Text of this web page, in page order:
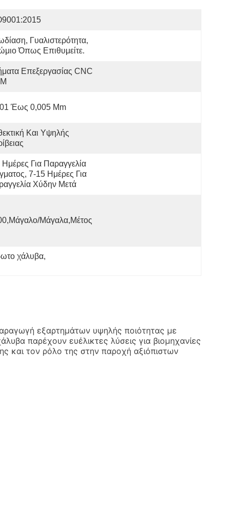
Γυαλιστερότητα,
Όπως Επιθυμείτε.
Επεξεργασίας CNC
Έως 0,005 Mm
Και Υψηλής
Για Παραγγελία
7-15 Ημέρες Για
Χύδην Μετά
Μάγαλα,Μέτος
χάλυβα,
εξαρτημάτων υψηλής ποιότητας με
παρέχουν ευέλικτες λύσεις για βιομηχανίες
και τον ρόλο της στην παροχή αξιόπιστων